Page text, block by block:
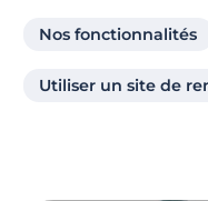
Nos fonctionnalités
Utiliser un site de